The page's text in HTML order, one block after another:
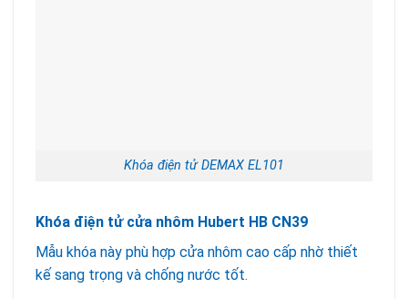
Khóa điện tử DEMAX EL101
Khóa điện tử cửa nhôm Hubert HB CN39
Mẫu khóa này phù hợp cửa nhôm cao cấp nhờ thiết
kế sang trọng và chống nước tốt.